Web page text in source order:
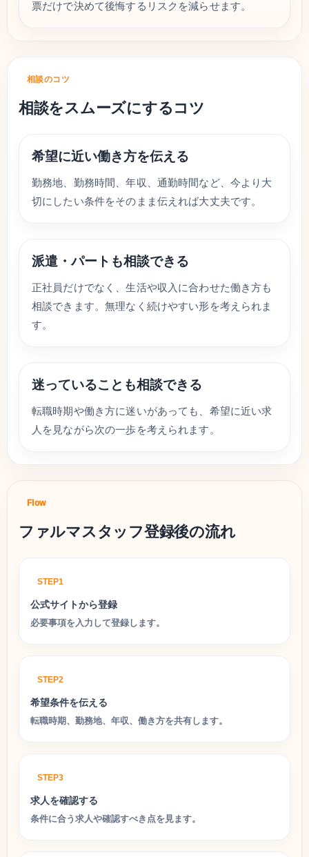
票だけで決めて後悔するリスクを減らせます。
相談のコツ
相談をスムーズにするコツ
希望に近い働き方を伝える
勤務地、勤務時間、年収、通勤時間など、今より大
切にしたい条件をそのまま伝えれば大丈夫です。
派遣・パートも相談できる
正社員だけでなく、生活や収入に合わせた働き方も
相談できます。無理なく続けやすい形を考えられま
す。
迷っていることも相談できる
転職時期や働き方に迷いがあっても、希望に近い求
人を見ながら次の一歩を考えられます。
Flow
ファルマスタッフ登録後の流れ
STEP1
公式サイトから登録
必要事項を入力して登録します。
STEP2
希望条件を伝える
転職時期、勤務地、年収、働き方を共有します。
STEP3
求人を確認する
条件に合う求人や確認すべき点を見ます。